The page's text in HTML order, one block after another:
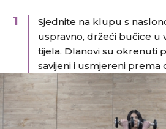
1
Sjednite na klupu s
uspravno, držeći bučice u
tijela.​ Dlanovi su okrenuti
savijeni i usmjereni prema